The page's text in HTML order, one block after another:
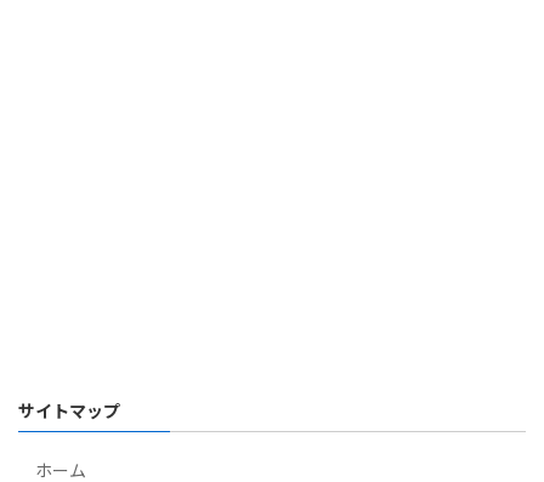
サイトマップ
ホーム